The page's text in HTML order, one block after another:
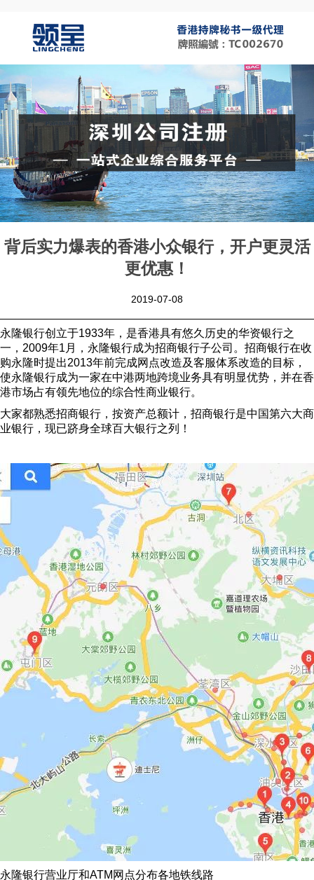
背后实力爆表的香港小众银行，开户更灵活
更优惠！
2019-07-08
永隆银行创立于1933年，是香港具有悠久历史的华资银行之
一，2009年1月，永隆银行成为招商银行子公司。招商银行在收
购永隆时提出2013年前完成网点改造及客服体系改造的目标，
使永隆银行成为一家在中港两地跨境业务具有明显优势，并在香
港市场占有领先地位的综合性商业银行。
大家都熟悉招商银行，按资产总额计，招商银行是中国第六大商
业银行，现已跻身全球百大银行之列！
永隆银行营业厅和ATM网点分布各地铁线路